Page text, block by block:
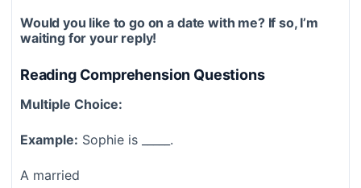
Would you like to go on a date with me? If so, I’m
waiting for your reply!
Reading Comprehension Questions
Multiple Choice:
Example: Sophie is _____.
A married